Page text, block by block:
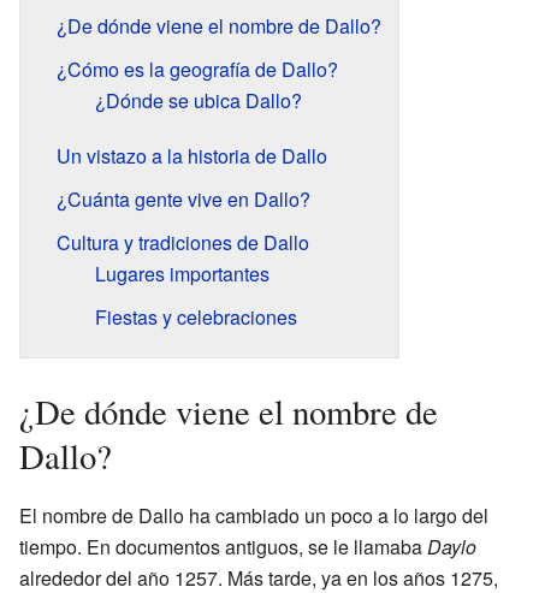
¿De dónde viene el nombre de Dallo?
¿Cómo es la geografía de Dallo?
¿Dónde se ubica Dallo?
Un vistazo a la historia de Dallo
¿Cuánta gente vive en Dallo?
Cultura y tradiciones de Dallo
Lugares importantes
Fiestas y celebraciones
¿De dónde viene el nombre de
Dallo?
El nombre de Dallo ha cambiado un poco a lo largo del
tiempo. En documentos antiguos, se le llamabaDaylo
alrededor del año 1257. Más tarde, ya en los años 1275,